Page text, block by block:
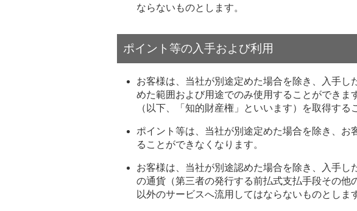
ならないものとします。
ポイント等の入手および利用
お客様は、当社が別途定めた場合を除き、入手
めた範囲および用途でのみ使用することができ
（以下、「知的財産権」といいます）を取得する
ポイント等は、当社が別途定めた場合を除き、
ることができなくなります。
お客様は、当社が別途認めた場合を除き、入手
の通貨（第三者の発行する前払式支払手段その
以外のサービスへ流用してはならないものとしま